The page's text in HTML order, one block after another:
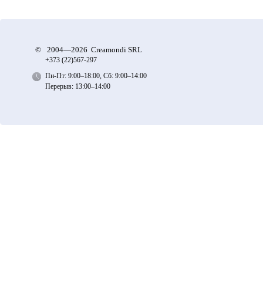
© 2004—2026 Creamondi SRL
+373 (22)567-297
Пн-Пт: 9:00–18:00, Сб: 9:00–14:00
Перерыв: 13:00–14:00